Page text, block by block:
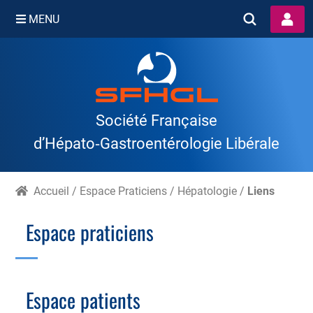
Skip
MENU
Société Française
d’Hépato‑Gastroentérologie Libérale
Accueil / Espace Praticiens / Hépatologie / Liens
Espace praticiens
Échographie
Cotation des actes, lien avec les syndicats
Espace patients